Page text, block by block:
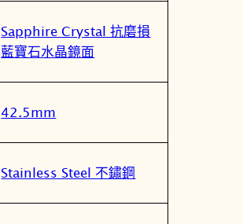
9
.
4
1
.
.
Sapphire Crystal 抗磨損
藍寶石水晶鏡面
42.5mm
Stainless Steel 不鏽鋼